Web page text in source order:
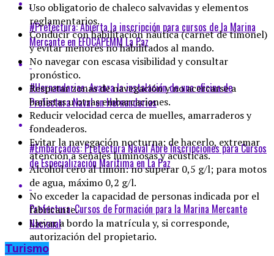
Uso obligatorio de chaleco salvavidas y elementos
reglamentarios.
Conducir con habilitación náutica (carnet de timonel)
y evitar menores no habilitados al mando.
No navegar con escasa visibilidad y consultar
pronóstico.
Respetar zonas de navegación y no acercarse a
bañistas u otras embarcaciones.
Reducir velocidad cerca de muelles, amarraderos y
fondeaderos.
Evitar la navegación nocturna; de hacerlo, extremar
atención a señales luminosas y acústicas.
Alcohol cero al timón: no superar 0,5 g/l; para motos
de agua, máximo 0,2 g/l.
No exceder la capacidad de personas indicada por el
fabricante.
Llevar a bordo la matrícula y, si corresponde,
autorización del propietario.
#Prefectura: Abierta la inscripción para cursos de la Marina
Mercante en EFOCAPEMM La Paz
#Hernandarias: Avanza la instalación de una oficina de
Prefectura Naval en Hernandarias
#Embarcados: Prefectura Naval Abre Inscripciones para Cursos
de Especialización Marítima en La Paz
Prefectura: Cursos de Formación para la Marina Mercante
Nacional
Turismo